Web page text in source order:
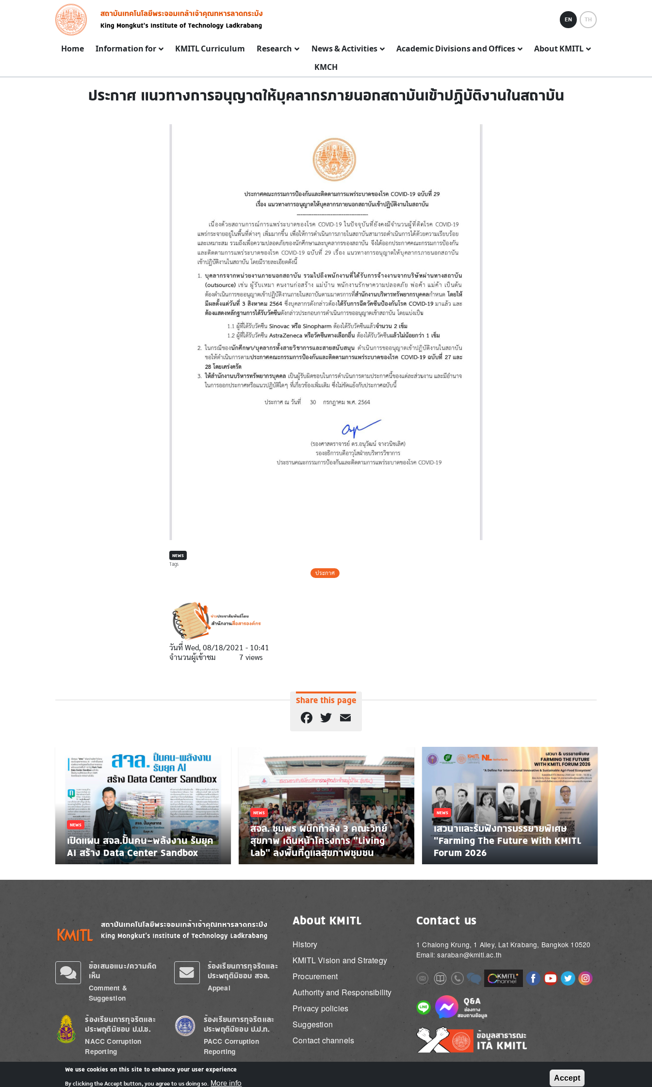
Skip to main content
Image
EN TH
Main navigation
Home Information for KMITL Curriculum Research News & Activities Academic Divisions and Offices
About KMITL
KMCH
ประกาศ แนวทางการอนุญาตให้บุคลากรภายนอกสถาบันเข้าปฏิบัติงานในสถาบัน
NEWS
Tags
ประกาศ
วันที่Wed, 08/18/2021 - 10:41
จำนวนผู้เข้าชม
7 views
Share this page
Facebook
Twitter
NEWS
เปิดแผน สจล.ปั้นคน-พลังงาน รับยุค
AI สร้าง Data Center Sandbox
NEWS
สจล. ชุมพร ผนึกกำลัง 3 คณะวิทย์
สุขภาพ เดินหน้าโครงการ “Living
Lab” ลงพื้นที่ดูแลสุขภาพชุมชน
NEWS
เสวนาและรับฟังการบรรยายพิเศษ
"Farming The Future With KMITL
Forum 2026
Image Image
ข้อเสนอแนะ/ความคิด
เห็น
Comment &
Suggestion
ร้องเรียนการทุจริตและ
ประพฤติมิชอบ สจล.
Appeal
Image
ร้องเรียนการทุจริตและ
ประพฤติมิชอบ ป.ป.ช.
NACC Corruption
Reporting
Image
ร้องเรียนการทุจริตและ
ประพฤติมิชอบ ป.ป.ท.
PACC Corruption
Reporting
About KMITL
History
KMITL Vision and Strategy
Procurement
Authority and Responsibility
Privacy policies
Suggestion
Contact channels
Contact us
1 Chalong Krung, 1 Alley, Lat Krabang, Bangkok 10520
Email: saraban@kmitl.ac.th
ImageImageImageImage Image ImageImageImageImage
Image Image
Image
We use cookies on this site to enhance your user experience
By clicking the Accept button, you agree to us doing so. More info
Accept